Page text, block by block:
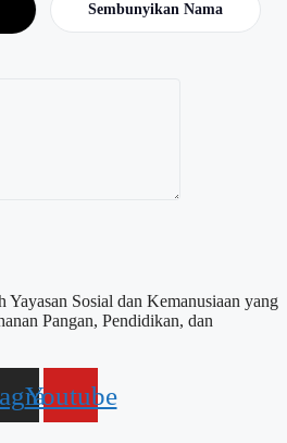
Sembunyikan Nama
Yayasan Sosial dan Kemanusiaan yang
Pangan, Pendidikan, dan
Youtube